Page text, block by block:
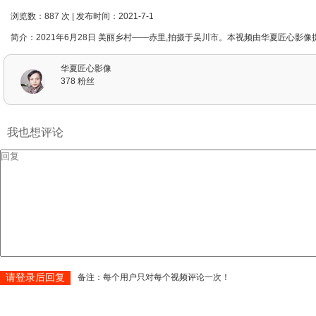
浏览数：887 次 | 发布时间：2021-7-1
简介：2021年6月28日 美丽乡村——赤里,拍摄于吴川市。本视频由华夏匠心影像
华夏匠心影像
378 粉丝
我也想评论
请登录后回复 备注：每个用户只对每个视频评论一次！